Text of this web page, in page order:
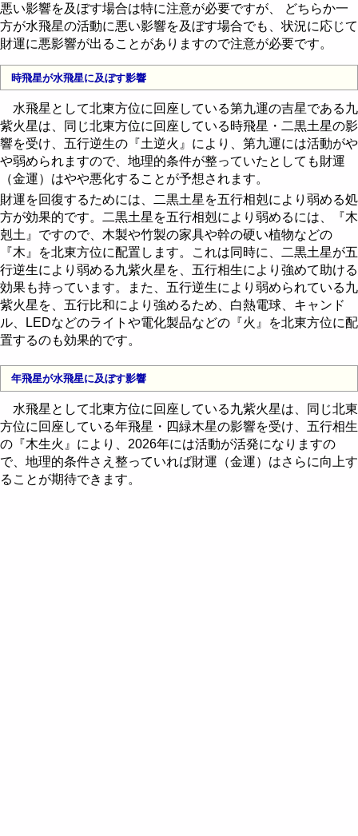
悪い影響を及ぼす場合は特に注意が必要ですが、 どちらか一
方が水飛星の活動に悪い影響を及ぼす場合でも、状況に応じて
財運に悪影響が出ることがありますので注意が必要です。
時飛星が水飛星に及ぼす影響
水飛星として北東方位に回座している第九運の吉星である九
紫火星は、同じ北東方位に回座している時飛星・二黒土星の影
響を受け、五行逆生の『土逆火』により、第九運には活動がや
や弱められますので、地理的条件が整っていたとしても財運
（金運）はやや悪化することが予想されます。
財運を回復するためには、二黒土星を五行相剋により弱める処
方が効果的です。二黒土星を五行相剋により弱めるには、『木
剋土』ですので、木製や竹製の家具や幹の硬い植物などの
『木』を北東方位に配置します。これは同時に、二黒土星が五
行逆生により弱める九紫火星を、五行相生により強めて助ける
効果も持っています。また、五行逆生により弱められている九
紫火星を、五行比和により強めるため、白熱電球、キャンド
ル、LEDなどのライトや電化製品などの『火』を北東方位に配
置するのも効果的です。
年飛星が水飛星に及ぼす影響
水飛星として北東方位に回座している九紫火星は、同じ北東
方位に回座している年飛星・四緑木星の影響を受け、五行相生
の『木生火』により、2026年には活動が活発になりますの
で、地理的条件さえ整っていれば財運（金運）はさらに向上す
ることが期待できます。